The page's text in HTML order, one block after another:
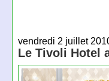
vendredi 2 juillet
Le Tivoli Hotel